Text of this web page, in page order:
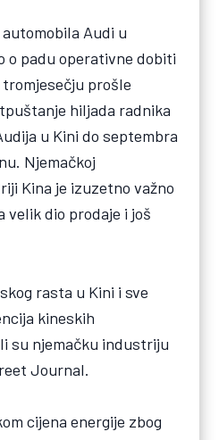
Audi u
o padu operativne dobiti
prošle
hiljada radnika
u Kini do septembra
Njemačkoj
Kina je izuzetno važno
velik dio prodaje i još
rasta u Kini i sve
kineskih
su njemačku industriju
Journal.
cijena energije zbog